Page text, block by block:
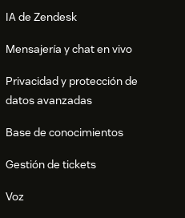
IA de Zendesk
Mensajería y chat en vivo
Privacidad y protección de
datos avanzadas
Base de conocimientos
Gestión de tickets
Voz